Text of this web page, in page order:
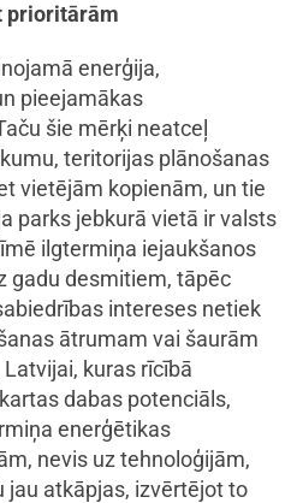
prioritārām
enerģija,
pieejamākas
šie mērķi neatceļ
teritorijas plānošanas
vietējām kopienām, un tie
parks jebkurā vietā ir valsts
ilgtermiņa iejaukšanos
gadu desmitiem, tāpēc
intereses netiek
ātrumam vai šaurām
kuras rīcībā
dabas potenciāls,
enerģētikas
nevis uz tehnoloģijām,
jau atkāpjas, izvērtējot to